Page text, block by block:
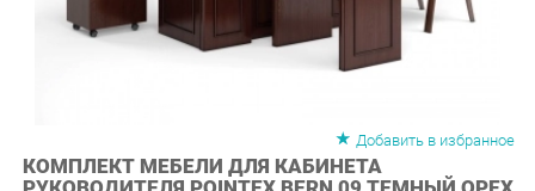
КОМПЛЕКТ МЕБЕЛИ ДЛЯ КАБИНЕТА
РУКОВОДИТЕЛЯ POINTEX BERN 09 ТЕМНЫЙ ОРЕХ